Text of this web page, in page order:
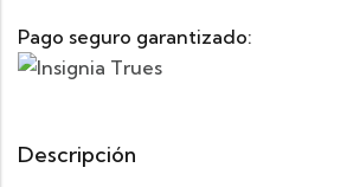
Pago seguro garantizado:
Descripción